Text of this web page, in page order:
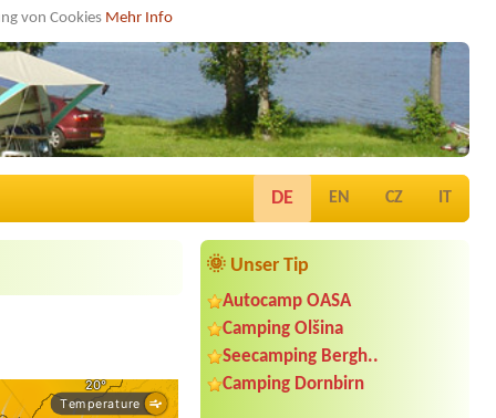
von Cookies Mehr Info
DE EN CZ IT
🌞 Unser Tip
Autocamp OASA
Camping Olšina
Seecamping Bergh..
Camping Dornbirn